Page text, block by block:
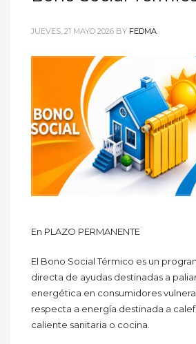
JUEVES, 21 MAYO 2026 BY FEDMA
En PLAZO PERMANENTE
El Bono Social Térmico es un
directa de ayudas destinadas a
energética en consumidores
respecta a energía destinada a
caliente sanitaria o cocina.